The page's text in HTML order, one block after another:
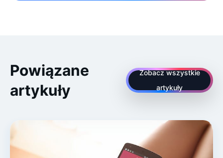
Powiązane
artykuły
Zobacz wszystkie
artykuły